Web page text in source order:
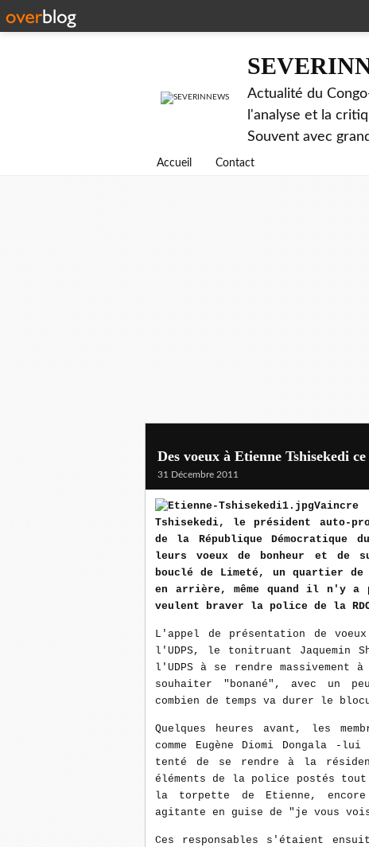
Actualité du
l'analyse et la
Souvent avec
Accueil Contact
Des voeux à Etienne Tshisekedi
31 Décembre 2011
Tshisekedi, le président auto-
de la République Démocratique
leurs voeux de bonheur et de
bouclé de Limeté, un quartier de
en arrière, même quand il n'y a
veulent braver la police de la
L'appel de présentation de
l'UDPS, le tonitruant Jaquemin
l'UDPS à se rendre
souhaiter "bonané", avec un
combien de temps va durer le
Quelques heures avant, les
comme Eugène Diomi Dongala
tenté de se rendre à la
éléments de la police postés
la torpette de Etienne, encore
agitante en guise de "je vous
Ces responsables s'étaient